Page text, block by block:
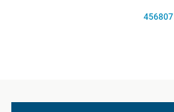
456807